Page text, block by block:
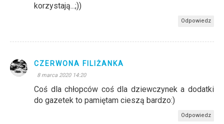
korzystają...;))
Odpowiedz
CZERWONA FILIŻANKA
8 marca 2020 14:20
Coś dla chłopców coś dla dziewczynek a dodatki
do gazetek to pamiętam cieszą bardzo:)
Odpowiedz